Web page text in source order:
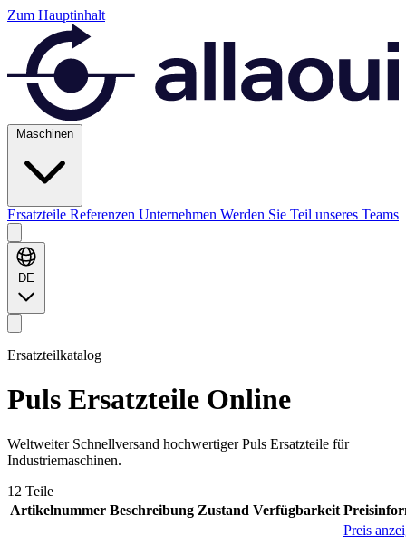
Zum Hauptinhalt
Maschinen
Ersatzteile Referenzen Unternehmen Werden Sie Teil unseres Teams
DE
Ersatzteilkatalog
Puls Ersatzteile Online
Weltweiter Schnellversand hochwertiger Puls Ersatzteile für
Industriemaschinen.
12 Teile
Artikelnummer Beschreibung Zustand Verfügbarkeit
Preis